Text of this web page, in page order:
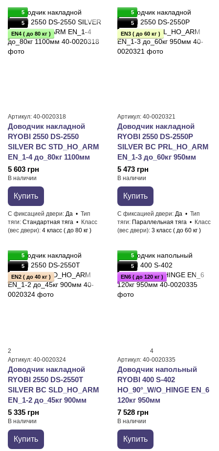
5
5
EN4 ( до 80 кг )
Артикул: 40-0020318
Доводчик накладной
RYOBI 2550 DS-2550
SILVER BC STD_HO_ARM
EN_1-4 до_80кг 1100мм
5 603 грн
В наличии
Купить
С фиксацией двери Да
Тип
тяги Стандартная тяга
Класс
(вес двери) 4 класс ( до 80 кг )
5
5
EN3 ( до 60 кг )
Артикул: 40-0020321
Доводчик накладной
RYOBI 2550 DS-2550P
SILVER BC PRL_HO_ARM
EN_1-3 до_60кг 950мм
5 473 грн
В наличии
Купить
С фиксацией двери Да
Тип
тяги
Параллельная тяга
Класс
(вес двери) 3 класс ( до 60 кг )
5
5
EN2 ( до 40 кг )
2
Артикул: 40-0020324
Доводчик накладной
RYOBI 2550 DS-2550T
SILVER BC SLD_HO_ARM
EN_1-2 до_45кг 900мм
5 335 грн
В наличии
Купить
5
5
EN6 ( до 120 кг )
4
Артикул: 40-0020335
Доводчик напольный
RYOBI 400 S-402
HO_90°_W/O_HINGE EN_6
120кг 950мм
7 528 грн
В наличии
Купить